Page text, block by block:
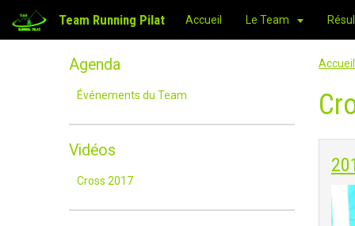
Team Running Pilat Accueil Le Team
Accueil
Agenda
Événements du Team
Vidéos
Cross 2017